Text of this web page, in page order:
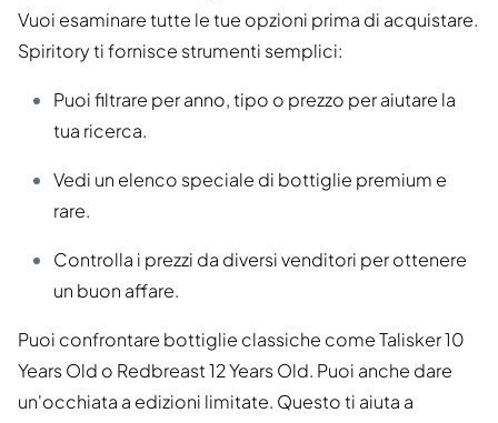
Vuoi esaminare tutte le tue opzioni prima di acquistare.
Spiritory ti fornisce strumenti semplici:
Puoi filtrare per anno, tipo o prezzo per aiutare la
tua ricerca.
Vedi un elenco speciale di bottiglie premium e
rare.
Controlla i prezzi da diversi venditori per ottenere
un buon affare.
Puoi confrontare bottiglie classiche come Talisker 10
Years Old o Redbreast 12 Years Old. Puoi anche dare
un'occhiata a edizioni limitate. Questo ti aiuta a